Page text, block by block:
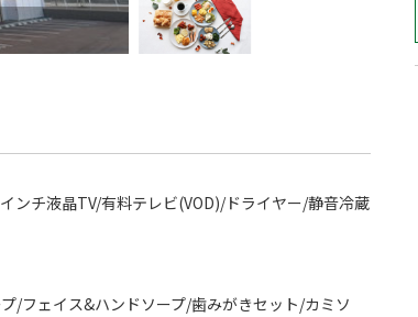
ンチ液晶TV/有料テレビ(VOD)/ドライヤー/静音冷蔵
/フェイス&ハンドソープ/歯みがきセット/カミソ